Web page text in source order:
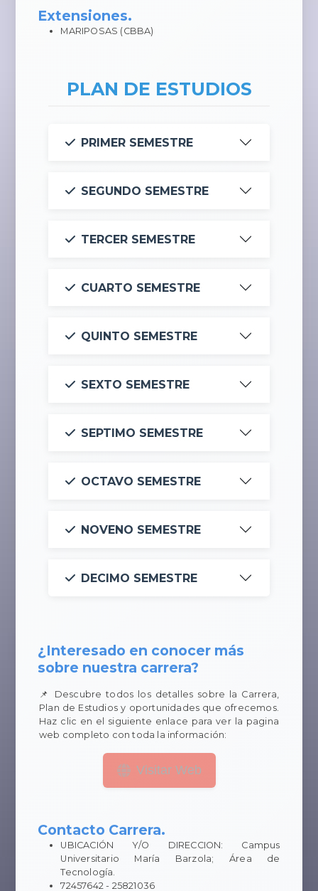
Extensiones.
MARIPOSAS (CBBA)
PLAN DE ESTUDIOS
PRIMER SEMESTRE
SEGUNDO SEMESTRE
TERCER SEMESTRE
CUARTO SEMESTRE
QUINTO SEMESTRE
SEXTO SEMESTRE
SEPTIMO SEMESTRE
OCTAVO SEMESTRE
NOVENO SEMESTRE
DECIMO SEMESTRE
¿Interesado en conocer más
sobre nuestra carrera?
📌 Descubre todos los detalles sobre la Carrera,
Plan de Estudios y oportunidades que ofrecemos.
Haz clic en el siguiente enlace para ver la pagina
web completo con toda la información:
Visitar Web
Contacto Carrera.
UBICACIÓN Y/O DIRECCION: Campus
Universitario María Barzola; Área de
Tecnología.
72457642 - 25821036